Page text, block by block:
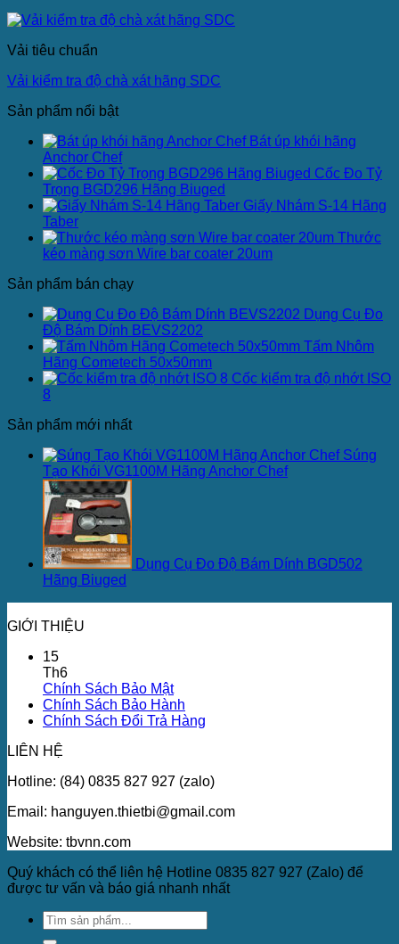
Vải tiêu chuẩn
Vải kiểm tra độ chà xát hãng SDC
Sản phẩm nổi bật
Bát úp khói hãng
Anchor Chef
Cốc Đo Tỷ
Trọng BGD296 Hãng Biuged
Giấy Nhám S-14 Hãng
Taber
Thước
kéo màng sơn Wire bar coater 20um
Sản phẩm bán chạy
Dụng Cụ Đo
Độ Bám Dính BEVS2202
Tấm Nhôm
Hãng Cometech 50x50mm
Cốc kiểm tra độ nhớt ISO
8
Sản phẩm mới nhất
Súng
Tạo Khói VG1100M Hãng Anchor Chef
Dụng Cụ Đo Độ Bám Dính BGD502
Hãng Biuged
GIỚI THIỆU
15
Th6
Chính Sách Bảo Mật
Chính Sách Bảo Hành
Chính Sách Đổi Trả Hàng
LIÊN HỆ
Hotline: (84) 0835 827 927 (zalo)
Email: hanguyen.thietbi@gmail.com
Website: tbvnn.com
Quý khách có thể liên hệ Hotline 0835 827 927 (Zalo) để
được tư vấn và báo giá nhanh nhất